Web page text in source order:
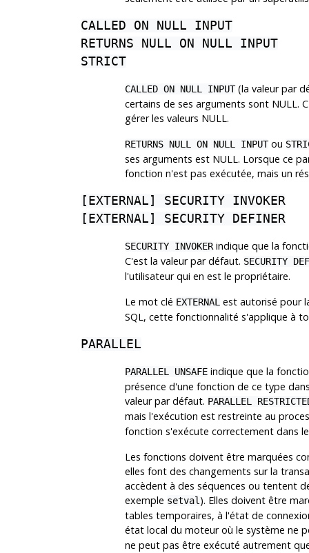
CALLED ON NULL INPUT
RETURNS NULL ON NULL INPUT
STRICT
CALLED ON NULL INPUT(la valeur par
certains de ses arguments sont NULL.
gérer les valeurs NULL.
RETURNS NULL ON NULL INPUTou
ses arguments est NULL. Lorsque ce
fonction n'est pas exécutée, mais un
[ EXTERNAL ] SECURITY INVOKER
[ EXTERNAL ] SECURITY DEFINER
SECURITY INVOKERindique que la
C'est la valeur par défaut. SECURITY
l'utilisateur qui en est le propriétaire.
Le mot clé EXTERNAL est autorisé pour
SQL, cette fonctionnalité s'applique à
PARALLEL
PARALLEL UNSAFEindique que la
présence d'une fonction de ce type
valeur par défaut. PARALLEL
mais l'exécution est restreinte au
fonction s'exécute correctement dans
Les fonctions doivent être marquées
elles font des changements sur la
accèdent à des séquences ou tentent
exemple setval ). Elles doivent être
tables temporaires, à l'état de
état local du moteur où le système ne
ne peut pas être exécuté autrement